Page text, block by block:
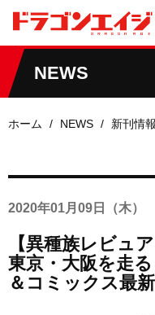
NEWS
ホーム NEWS 新刊情報
2020年01月09日 （木）
【異種族レビュ
東京・大阪を走
＆コミックス最